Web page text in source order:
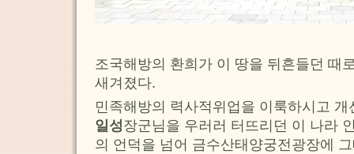
조국해방의 환희가 이 땅을 뒤흔들던 때
새겨졌다.
민족해방의 력사적위업을 이룩하시고
일성장군님을 우러러 터뜨리던 이 나라
의 언덕을 넘어 금수산태양궁전광장에